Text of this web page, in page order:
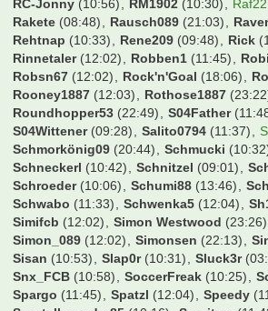
RC-Jonny (10:56) RM1902 (10:30) Raf22
Rakete (08:48) Rausch089 (21:03)
Rehtnap (10:33) Rene209 (09:48) Rick
Rinnetaler (12:02) Robben1 (11:45)
Robsn67 (12:02) Rock'n'Goal (18:06)
Rooney1887 (12:03) Rothose1887
Roundhopper53 (22:49) S04Father
S04Wittener (09:28) Salito0794 (11:37)
Schmorkönig09 (20:44) Schmucki
Schneckerl (10:42) Schnitzel (09:01)
Schroeder (10:06) Schumi88 (13:46)
Schwabo (11:33) Schwenka5 (12:04)
Simifcb (12:02) Simon Westwood (23:26)
Simon_089 (12:02) Simonsen (22:13)
Sisan (10:53) Slap0r (10:31) Sluck3r
Snx_FCB (10:58) SoccerFreak (10:25)
Spargo (11:45) Spatzl (12:04) Speedy